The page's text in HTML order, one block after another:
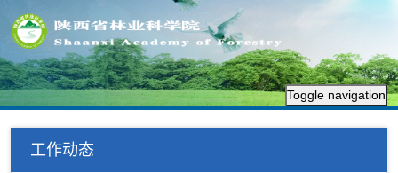
Toggle navigation
工作动态